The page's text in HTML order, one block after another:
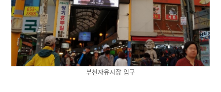
부천자유시장 입구